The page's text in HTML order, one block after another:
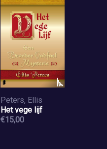
Peters, Ellis
Het vege lijf
€15,00